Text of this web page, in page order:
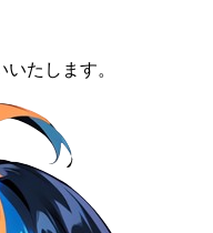
たします。